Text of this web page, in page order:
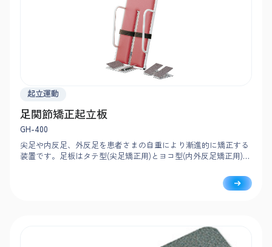
起立運動
足関節矯正起立板
GH-400
尖足や内反足、外反足を患者さまの自重により漸進的に矯正する
装置です。足板はタテ型(尖足矯正用)とヨコ型(内外反足矯正用)が